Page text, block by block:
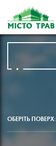
ОБЕРІТЬ ПОВЕРХ: